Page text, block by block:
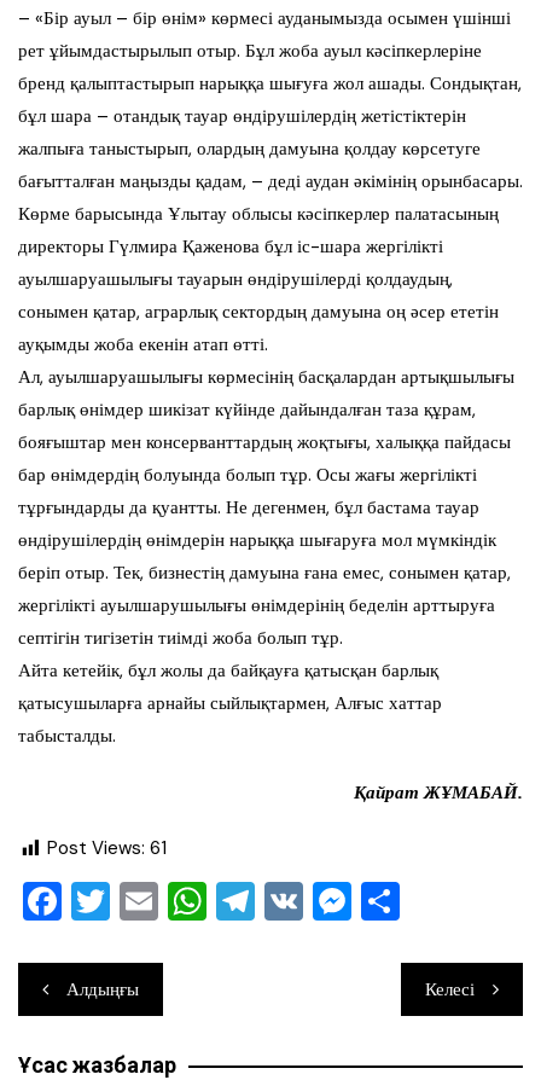
– «Бір ауыл – бір өнім» көрмесі ауданымызда осымен үшінші
рет ұйымдастырылып отыр. Бұл жоба ауыл кәсіпкерлеріне
бренд қалыптастырып нарыққа шығуға жол ашады. Сондықтан,
бұл шара – отандық тауар өндірушілердің жетістіктерін
жалпыға таныстырып, олардың дамуына қолдау көрсетуге
бағытталған маңызды қадам, – деді аудан әкімінің орынбасары.
Көрме барысында Ұлытау облысы кәсіпкерлер палатасының
директоры Гүлмира Қаженова бұл іс-шара жергілікті
ауылшаруашылығы тауарын өндірушілерді қолдаудың,
сонымен қатар, аграрлық сектордың дамуына оң әсер ететін
ауқымды жоба екенін атап өтті.
Ал, ауылшаруашылығы көрмесінің басқалардан артықшылығы
барлық өнімдер шикізат күйінде дайындалған таза құрам,
бояғыштар мен консерванттардың жоқтығы, халыққа пайдасы
бар өнімдердің болуында болып тұр. Осы жағы жергілікті
тұрғындарды да қуантты. Не дегенмен, бұл бастама тауар
өндірушілердің өнімдерін нарыққа шығаруға мол мүмкіндік
беріп отыр. Тек, бизнестің дамуына ғана емес, сонымен қатар,
жергілікті ауылшарушылығы өнімдерінің беделін арттыруға
септігін тигізетін тиімді жоба болып тұр.
Айта кетейік, бұл жолы да байқауға қатысқан барлық
қатысушыларға арнайы сыйлықтармен, Алғыс хаттар
табысталды.
Қайрат ЖҰМАБАЙ.
Post Views: 61
F
c
e
b
T
tt
er
E
ai
l
W
A
T
a
V M
n
ра
ви
ть
Навигация
по
Алдыңғы Келесі
Ұқсас жазбалар